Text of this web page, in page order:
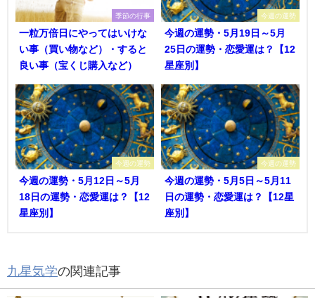
季節の行事
一粒万倍日にやってはいけな
い事（買い物など）・すると
良い事（宝くじ購入など）
今週の運勢
今週の運勢・5月19日～5月
25日の運勢・恋愛運は？【12
星座別】
今週の運勢
今週の運勢・5月12日～5月
18日の運勢・恋愛運は？【12
星座別】
今週の運勢
今週の運勢・5月5日～5月11
日の運勢・恋愛運は？【12星
座別】
九星気学の関連記事